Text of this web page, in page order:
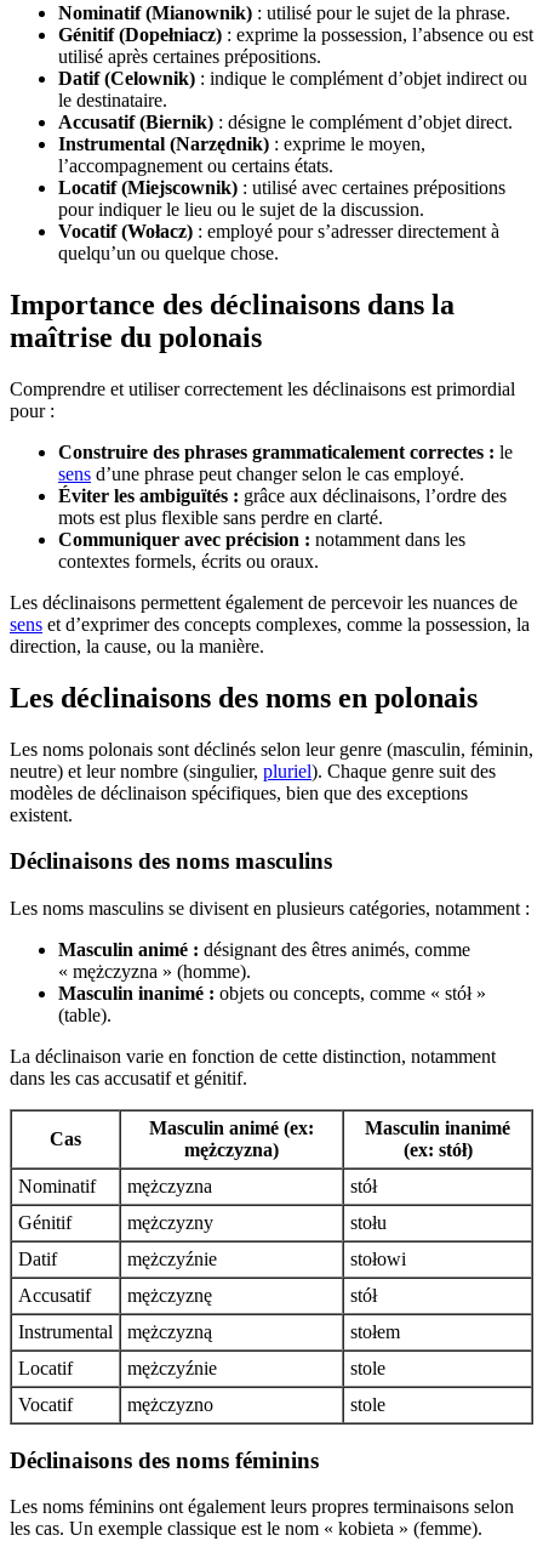
Nominatif (Mianownik) : utilisé pour le sujet de la phrase.
Génitif (Dopełniacz) : exprime la possession, l’absence ou est
utilisé après certaines prépositions.
Datif (Celownik) : indique le complément d’objet indirect ou
le destinataire.
Accusatif (Biernik) : désigne le complément d’objet direct.
Instrumental (Narzędnik) : exprime le moyen,
l’accompagnement ou certains états.
Locatif (Miejscownik) : utilisé avec certaines prépositions
pour indiquer le lieu ou le sujet de la discussion.
Vocatif (Wołacz) : employé pour s’adresser directement à
quelqu’un ou quelque chose.
Importance des déclinaisons dans la
maîtrise du polonais
Comprendre et utiliser correctement les déclinaisons est primordial
pour :
Construire des phrases grammaticalement correctes : le
sens d’une phrase peut changer selon le cas employé.
Éviter les ambiguïtés : grâce aux déclinaisons, l’ordre des
mots est plus flexible sans perdre en clarté.
Communiquer avec précision : notamment dans les
contextes formels, écrits ou oraux.
Les déclinaisons permettent également de percevoir les nuances de
sens et d’exprimer des concepts complexes, comme la possession, la
direction, la cause, ou la manière.
Les déclinaisons des noms en polonais
Les noms polonais sont déclinés selon leur genre (masculin, féminin,
neutre) et leur nombre (singulier, pluriel). Chaque genre suit des
modèles de déclinaison spécifiques, bien que des exceptions
existent.
Déclinaisons des noms masculins
Les noms masculins se divisent en plusieurs catégories, notamment :
Masculin animé : désignant des êtres animés, comme
« mężczyzna » (homme).
Masculin inanimé : objets ou concepts, comme « stół »
(table).
La déclinaison varie en fonction de cette distinction, notamment
dans les cas accusatif et génitif.
Cas
Masculin animé (ex:
mężczyzna)
Masculin inanimé
(ex: stół)
Nominatif
mężczyzna
stół
Génitif
mężczyzny
stołu
Datif
mężczyźnie
stołowi
Accusatif
mężczyznę
stół
Instrumental
mężczyzną
stołem
Locatif
mężczyźnie
stole
Vocatif
mężczyzno stole
Déclinaisons des noms féminins
Les noms féminins ont également leurs propres terminaisons selon
les cas. Un exemple classique est le nom « kobieta » (femme).